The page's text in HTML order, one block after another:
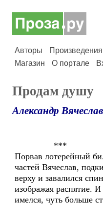
Авторы Произведения
Магазин
О портале
Продам душу
Александр
***
Порвав лотерейный
частей Вячеслав,
верху и завалился
изображая распятие.
имелся, чуть больше